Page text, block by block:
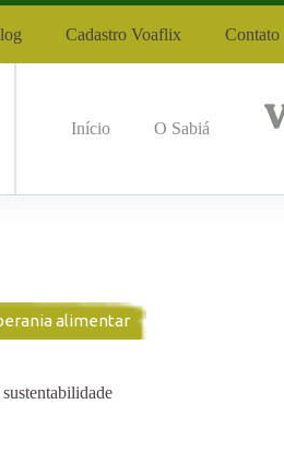
Cadastro Voaflix Contato
Início O Sabiá
alimentar